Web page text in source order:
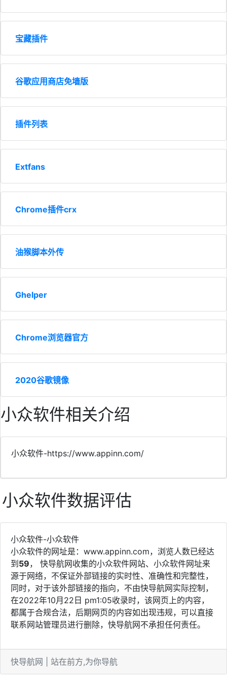
宝藏插件
谷歌应用商店免墙版
插件列表
Extfans
Chrome插件crx
油猴脚本外传
Ghelper
Chrome浏览器官方
2020谷歌镜像
小众软件相关介绍
小众软件-https://www.appinn.com/
小众软件数据评估
小众软件-小众软件
小众软件的网址是：www.appinn.com，浏览人数已经达
到59， 快导航网收集的小众软件网站、小众软件网址来
源于网络，不保证外部链接的实时性、准确性和完整性，
同时，对于该外部链接的指向，不由快导航网实际控制，
在2022年10月22日 pm1:05收录时，该网页上的内容，
都属于合规合法，后期网页的内容如出现违规，可以直接
联系网站管理员进行删除，快导航网不承担任何责任。
快导航网 | 站在前方,为你导航